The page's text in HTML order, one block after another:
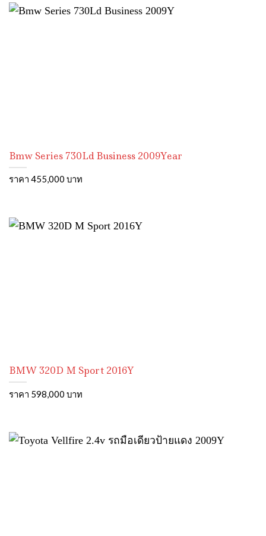
Bmw Series 730Ld Business 2009Year
ราคา 455,000 บาท
BMW 320D M Sport 2016Y
ราคา 598,000 บาท